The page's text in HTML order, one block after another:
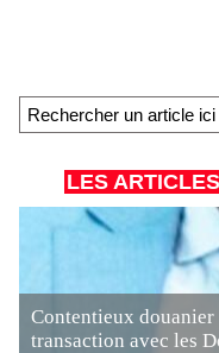
LES
Contentieux
transaction avec les